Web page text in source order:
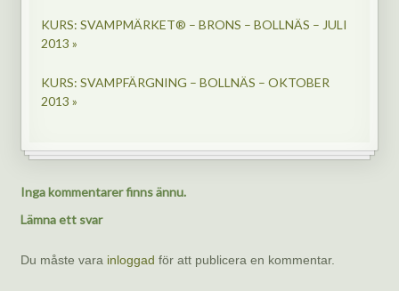
KURS: SVAMPMÄRKET® – BRONS – BOLLNÄS – JULI
2013 »
KURS: SVAMPFÄRGNING – BOLLNÄS – OKTOBER
2013 »
Inga kommentarer finns ännu.
Lämna ett svar
Du måste vara inloggad för att publicera en kommentar.